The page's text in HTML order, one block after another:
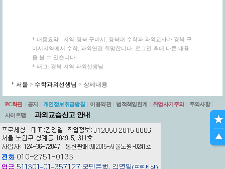
* 내용요약 : 지역-경북 구미시, 경북대 수학과 과외교사가 경북 구
미시지역에서 수학, 과외연결 희망합니다. 로그인 후에 다른 내용
을 볼 수 있습니다.
* 태그: 경북 지역 과외선생님
서울 > 수학과외선생님 > 상세내용
PC화면 공지 개인정보취급방침 이용약관 법적책임한계 취업사기주의 주의사항
사이트맵
과외교습신고 안내